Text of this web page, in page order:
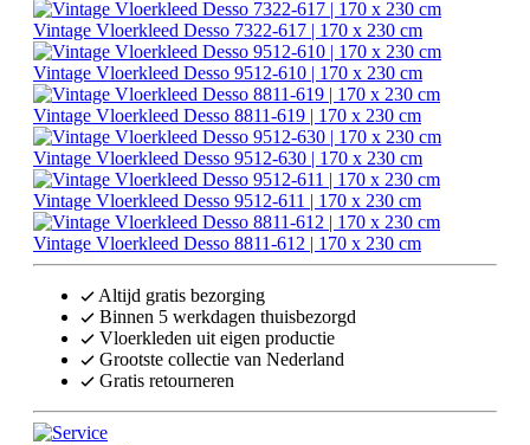
Vintage Vloerkleed Desso 7322-617 | 170 x 230 cm
Vintage Vloerkleed Desso 9512-610 | 170 x 230 cm
Vintage Vloerkleed Desso 8811-619 | 170 x 230 cm
Vintage Vloerkleed Desso 9512-630 | 170 x 230 cm
Vintage Vloerkleed Desso 9512-611 | 170 x 230 cm
Vintage Vloerkleed Desso 8811-612 | 170 x 230 cm
Altijd gratis bezorging
Binnen 5 werkdagen thuisbezorgd
Vloerkleden uit eigen productie
Grootste collectie van Nederland
Gratis retourneren